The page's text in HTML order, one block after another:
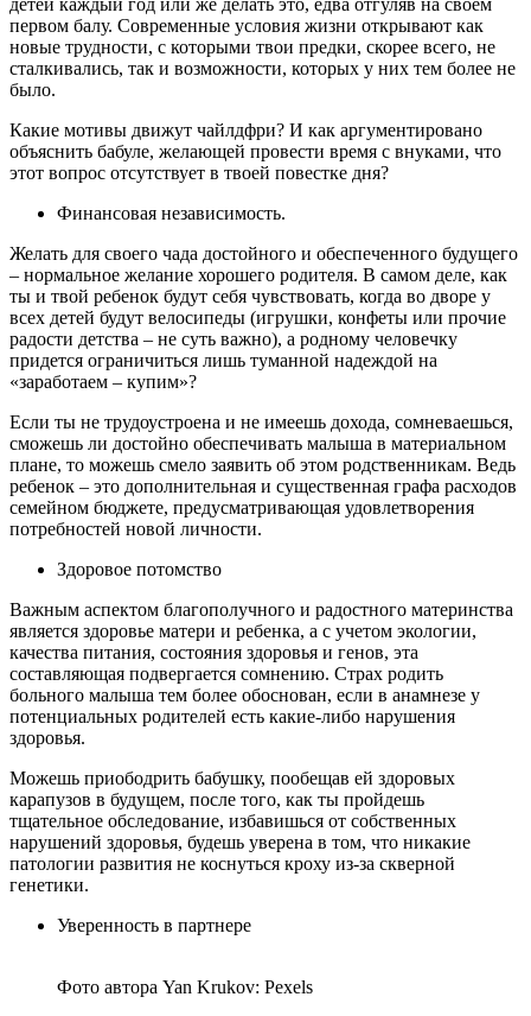
детей каждый год или же делать это, едва отгуляв на своем
первом балу. Современные условия жизни открывают как
новые трудности, с которыми твои предки, скорее всего, не
сталкивались, так и возможности, которых у них тем более не
было.
Какие мотивы движут чайлдфри? И как аргументировано
объяснить бабуле, желающей провести время с внуками, что
этот вопрос отсутствует в твоей повестке дня?
Финансовая независимость.
Желать для своего чада достойного и обеспеченного будущего
– нормальное желание хорошего родителя. В самом деле, как
ты и твой ребенок будут себя чувствовать, когда во дворе у
всех детей будут велосипеды (игрушки, конфеты или прочие
радости детства – не суть важно), а родному человечку
придется ограничиться лишь туманной надеждой на
«заработаем – купим»?
Если ты не трудоустроена и не имеешь дохода, сомневаешься,
сможешь ли достойно обеспечивать малыша в материальном
плане, то можешь смело заявить об этом родственникам. Ведь
ребенок – это дополнительная и существенная графа расходов
семейном бюджете, предусматривающая удовлетворения
потребностей новой личности.
Здоровое потомство
Важным аспектом благополучного и радостного материнства
является здоровье матери и ребенка, а с учетом экологии,
качества питания, состояния здоровья и генов, эта
составляющая подвергается сомнению. Страх родить
больного малыша тем более обоснован, если в анамнезе у
потенциальных родителей есть какие-либо нарушения
здоровья.
Можешь приободрить бабушку, пообещав ей здоровых
карапузов в будущем, после того, как ты пройдешь
тщательное обследование, избавишься от собственных
нарушений здоровья, будешь уверена в том, что никакие
патологии развития не коснуться кроху из-за скверной
генетики.
Уверенность в партнере
Фото автора Yan Krukov: Pexels